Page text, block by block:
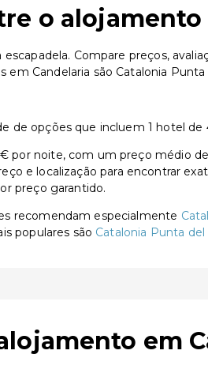
o
Compare preços,
em Candelaria são Catalonia
de opções que incluem 1 hotel de
por noite, com um preço médio
e localização para encontrar
preço garantido.
recomendam especialmente
populares são Catalonia Punta del
em